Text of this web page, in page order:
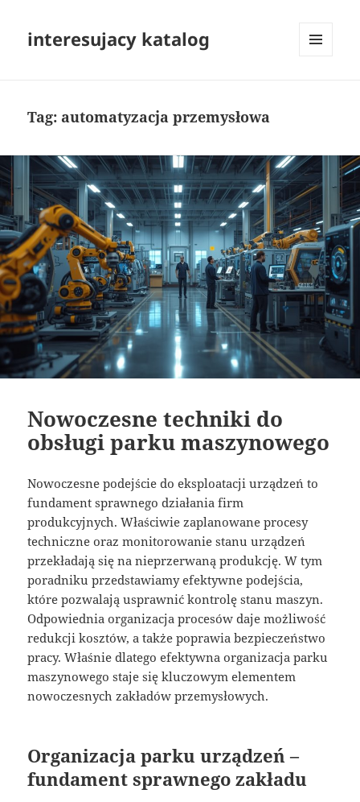
interesujacy katalog
Tag: automatyzacja przemysłowa
Nowoczesne techniki do
obsługi parku maszynowego
Nowoczesne podejście do eksploatacji urządzeń to
fundament sprawnego działania firm
produkcyjnych. Właściwie zaplanowane procesy
techniczne oraz monitorowanie stanu urządzeń
przekładają się na nieprzerwaną produkcję. W tym
poradniku przedstawiamy efektywne podejścia,
które pozwalają usprawnić kontrolę stanu maszyn.
Odpowiednia organizacja procesów daje możliwość
redukcji kosztów, a także poprawia bezpieczeństwo
pracy. Właśnie dlatego efektywna organizacja parku
maszynowego staje się kluczowym elementem
nowoczesnych zakładów przemysłowych.
Organizacja parku urządzeń –
fundament sprawnego zakładu